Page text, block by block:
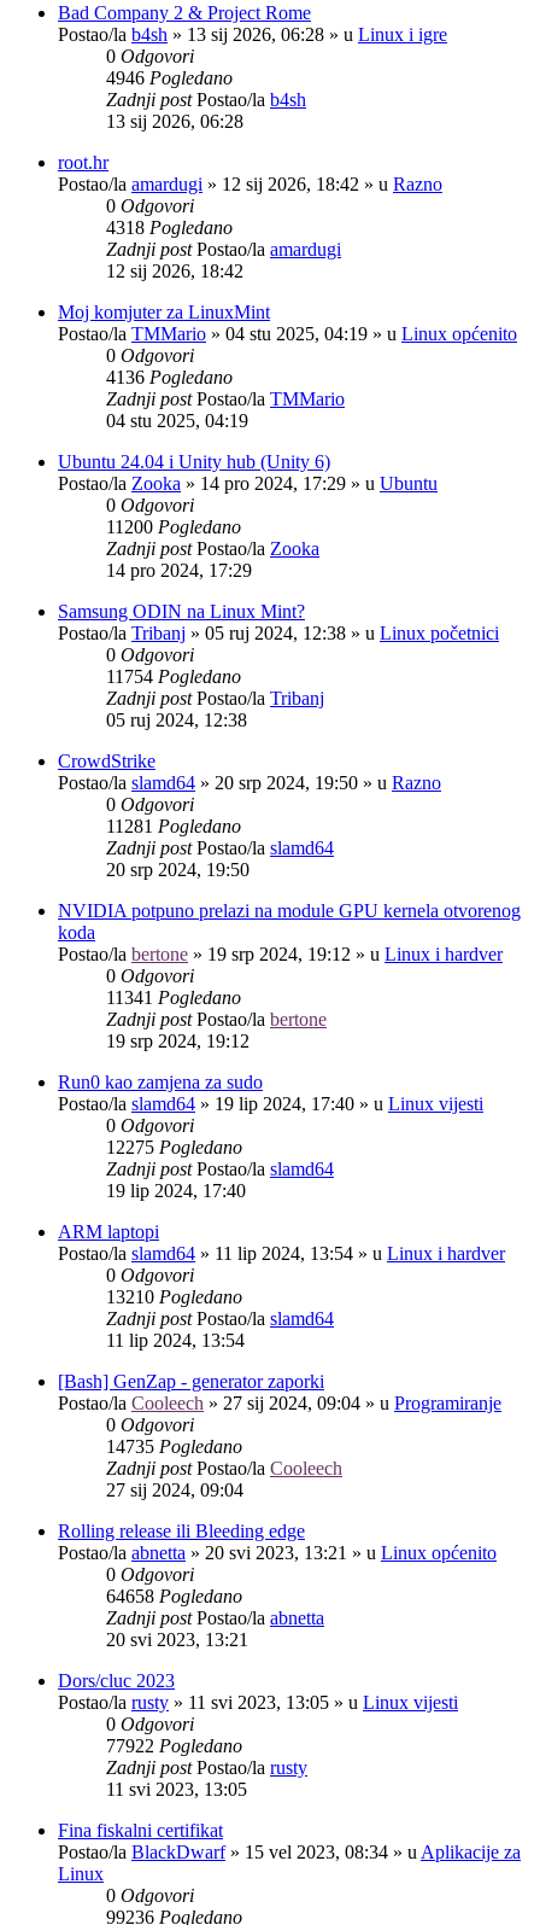
Bad Company 2 & Project Rome
Postao/la b4sh » 13 sij 2026, 06:28 » u Linux i igre
0 Odgovori
4946 Pogledano
Zadnji postPostao/la b4sh
13 sij 2026, 06:28
root.hr
Postao/la amardugi » 12 sij 2026, 18:42 » u Razno
0 Odgovori
4318 Pogledano
Zadnji postPostao/la amardugi
12 sij 2026, 18:42
Moj komjuter za LinuxMint
Postao/la TMMario » 04 stu 2025, 04:19 » u Linux općenito
0 Odgovori
4136 Pogledano
Zadnji postPostao/la TMMario
04 stu 2025, 04:19
Ubuntu 24.04 i Unity hub (Unity 6)
Postao/la Zooka » 14 pro 2024, 17:29 » u Ubuntu
0 Odgovori
11200 Pogledano
Zadnji postPostao/la Zooka
14 pro 2024, 17:29
Samsung ODIN na Linux Mint?
Postao/la Tribanj » 05 ruj 2024, 12:38 » u Linux početnici
0 Odgovori
11754 Pogledano
Zadnji postPostao/la Tribanj
05 ruj 2024, 12:38
CrowdStrike
Postao/la slamd64 » 20 srp 2024, 19:50 » u Razno
0 Odgovori
11281 Pogledano
Zadnji postPostao/la slamd64
20 srp 2024, 19:50
NVIDIA potpuno prelazi na module GPU kernela otvorenog
koda
Postao/la bertone » 19 srp 2024, 19:12 » u Linux i hardver
0 Odgovori
11341 Pogledano
Zadnji postPostao/la bertone
19 srp 2024, 19:12
Run0 kao zamjena za sudo
Postao/la slamd64 » 19 lip 2024, 17:40 » u Linux vijesti
0 Odgovori
12275 Pogledano
Zadnji postPostao/la slamd64
19 lip 2024, 17:40
ARM laptopi
Postao/la slamd64 » 11 lip 2024, 13:54 » u Linux i hardver
0 Odgovori
13210 Pogledano
Zadnji postPostao/la slamd64
11 lip 2024, 13:54
[Bash] GenZap - generator zaporki
Postao/la Cooleech » 27 sij 2024, 09:04 » u Programiranje
0 Odgovori
14735 Pogledano
Zadnji postPostao/la Cooleech
27 sij 2024, 09:04
Rolling release ili Bleeding edge
Postao/la abnetta » 20 svi 2023, 13:21 » u Linux općenito
0 Odgovori
64658 Pogledano
Zadnji postPostao/la abnetta
20 svi 2023, 13:21
Dors/cluc 2023
Postao/la rusty » 11 svi 2023, 13:05 » u Linux vijesti
0 Odgovori
77922 Pogledano
Zadnji postPostao/la rusty
11 svi 2023, 13:05
Fina fiskalni certifikat
Postao/la BlackDwarf» 15 vel 2023, 08:34 » u Aplikacije za
Linux
0 Odgovori
99236 Pogledano